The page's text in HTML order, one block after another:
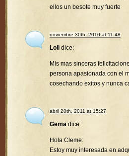
ellos un besote muy fuerte
noviembre 30th, 2010 at 11:48
Loli dice:
Mis mas sinceras
persona apasionada con el
cosechando exitos y nunca
abril 20th, 2011 at 15:27
Gema dice:
Hola Cleme:
Estoy muy interesada en